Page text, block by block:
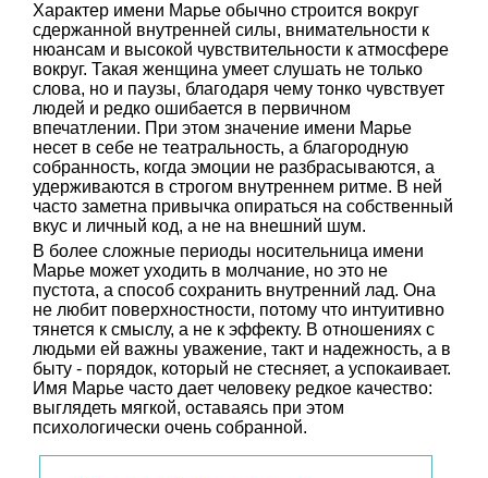
Характер имени Марье обычно строится вокруг
сдержанной внутренней силы, внимательности к
нюансам и высокой чувствительности к атмосфере
вокруг. Такая женщина умеет слушать не только
слова, но и паузы, благодаря чему тонко чувствует
людей и редко ошибается в первичном
впечатлении. При этом значение имени Марье
несет в себе не театральность, а благородную
собранность, когда эмоции не разбрасываются, а
удерживаются в строгом внутреннем ритме. В ней
часто заметна привычка опираться на собственный
вкус и личный код, а не на внешний шум.
В более сложные периоды носительница имени
Марье может уходить в молчание, но это не
пустота, а способ сохранить внутренний лад. Она
не любит поверхностности, потому что интуитивно
тянется к смыслу, а не к эффекту. В отношениях с
людьми ей важны уважение, такт и надежность, а в
быту - порядок, который не стесняет, а успокаивает.
Имя Марье часто дает человеку редкое качество:
выглядеть мягкой, оставаясь при этом
психологически очень собранной.